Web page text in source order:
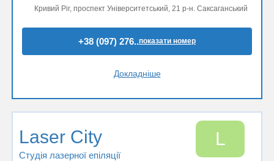
Кривий Ріг, проспект Університетський, 21 р-н. Саксаганський
+38 (097) 276..показати номер
Докладніше
Laser City
Студія лазерної епіляції
L